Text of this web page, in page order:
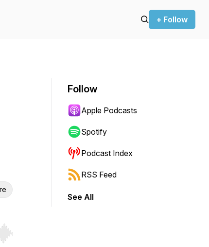
+ Follow
Hold shift to jump forward or backward.
Follow
Apple Podcasts
Spotify
Podcast Index
RSS Feed
See All